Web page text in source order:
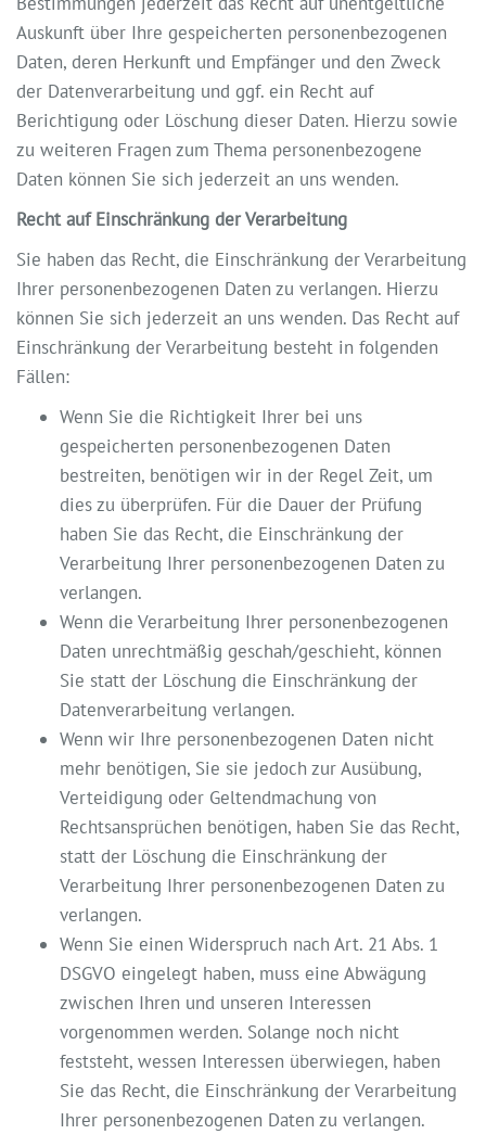
Auskunft über Ihre gespeicherten personenbezogenen
Daten, deren Herkunft und Empfänger und den Zweck
der Datenverarbeitung und ggf. ein Recht auf
Berichtigung oder Löschung dieser Daten. Hierzu sowie
zu weiteren Fragen zum Thema personenbezogene
Daten können Sie sich jederzeit an uns wenden.
Recht auf Einschränkung der Verarbeitung
Sie haben das Recht, die Einschränkung der Verarbeitung
Ihrer personenbezogenen Daten zu verlangen. Hierzu
können Sie sich jederzeit an uns wenden. Das Recht auf
Einschränkung der Verarbeitung besteht in folgenden
Fällen:
Wenn Sie die Richtigkeit Ihrer bei uns
gespeicherten personenbezogenen Daten
bestreiten, benötigen wir in der Regel Zeit, um
dies zu überprüfen. Für die Dauer der Prüfung
haben Sie das Recht, die Einschränkung der
Verarbeitung Ihrer personenbezogenen Daten zu
verlangen.
Wenn die Verarbeitung Ihrer personenbezogenen
Daten unrechtmäßig geschah/geschieht, können
Sie statt der Löschung die Einschränkung der
Datenverarbeitung verlangen.
Wenn wir Ihre personenbezogenen Daten nicht
mehr benötigen, Sie sie jedoch zur Ausübung,
Verteidigung oder Geltendmachung von
Rechtsansprüchen benötigen, haben Sie das Recht,
statt der Löschung die Einschränkung der
Verarbeitung Ihrer personenbezogenen Daten zu
verlangen.
Wenn Sie einen Widerspruch nach Art. 21 Abs. 1
DSGVO eingelegt haben, muss eine Abwägung
zwischen Ihren und unseren Interessen
vorgenommen werden. Solange noch nicht
feststeht, wessen Interessen überwiegen, haben
Sie das Recht, die Einschränkung der Verarbeitung
Ihrer personenbezogenen Daten zu verlangen.